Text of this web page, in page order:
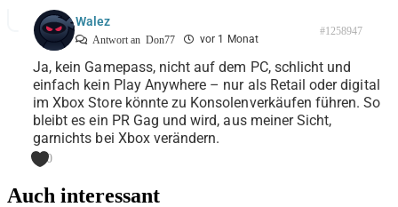
Walez
Antwort an Don77 vor 1 Monat
#1258947
Ja, kein Gamepass, nicht auf dem PC, schlicht und
einfach kein Play Anywhere – nur als Retail oder digital
im Xbox Store könnte zu Konsolenverkäufen führen. So
bleibt es ein PR Gag und wird, aus meiner Sicht,
garnichts bei Xbox verändern.
0
Auch interessant